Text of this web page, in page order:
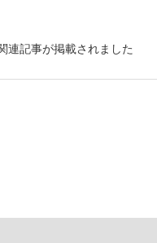
連記事が掲載されました